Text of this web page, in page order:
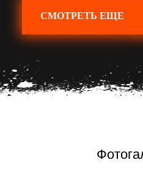
СМОТРЕТЬ ЕЩЕ